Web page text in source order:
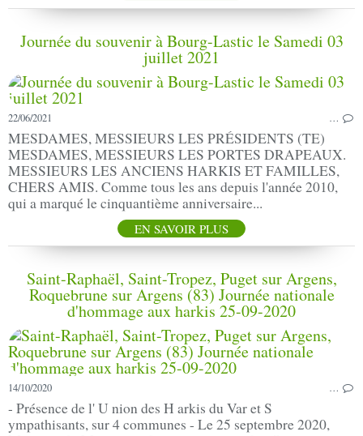
Journée du souvenir à Bourg-Lastic le Samedi 03
juillet 2021
22/06/2021 …
MESDAMES, MESSIEURS LES PRÉSIDENTS (TE)
MESDAMES, MESSIEURS LES PORTES DRAPEAUX.
MESSIEURS LES ANCIENS HARKIS ET FAMILLES,
CHERS AMIS. Comme tous les ans depuis l'année 2010,
qui a marqué le cinquantième anniversaire...
EN SAVOIR PLUS
Saint-Raphaël, Saint-Tropez, Puget sur Argens,
Roquebrune sur Argens (83) Journée nationale
d'hommage aux harkis 25-09-2020
14/10/2020 …
- Présence de l' U nion des H arkis du Var et S
ympathisants, sur 4 communes - Le 25 septembre 2020,